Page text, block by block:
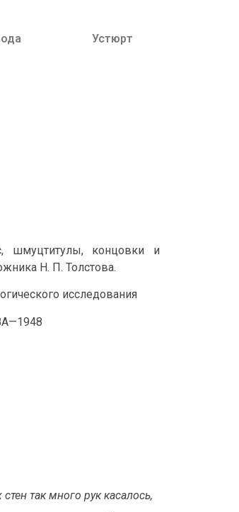
Устюрт
шмуцтитулы, концовки и
Н. П. Толстова.
исследования
так много рук касалось,